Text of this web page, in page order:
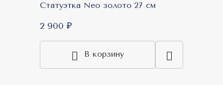
Статуэтка Neo золото 27 см
2 900 ₽
В корзину